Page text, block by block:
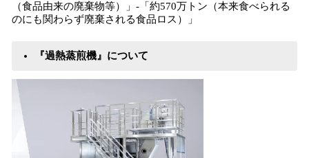
（食品由来の廃棄物等）」-「約570万トン（本来食べられる
のにも関わらず廃棄される食品ロス）」
『過熱蒸煎機』について